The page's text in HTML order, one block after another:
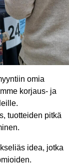
omia
korjaus- ja
tuotteiden pitkä
idea, jotka